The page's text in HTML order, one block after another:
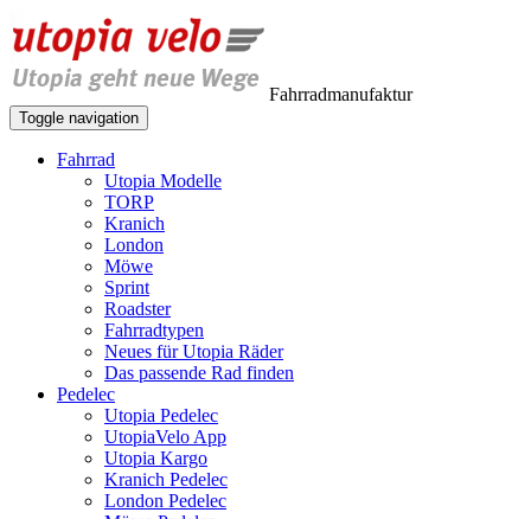
Fahrradmanufaktur
Toggle navigation
Fahrrad
Utopia Modelle
TORP
Kranich
London
Möwe
Sprint
Roadster
Fahrradtypen
Neues für Utopia Räder
Das passende Rad finden
Pedelec
Utopia Pedelec
UtopiaVelo App
Utopia Kargo
Kranich Pedelec
London Pedelec